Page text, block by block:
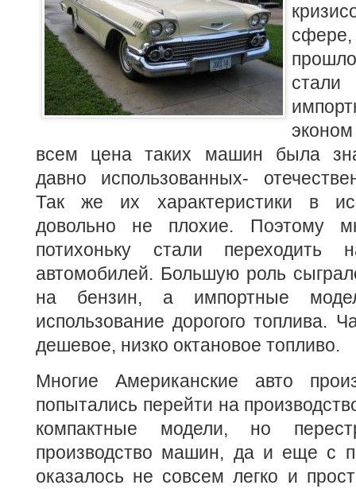
всем цена таких машин была
давно использованных-
Так же их характеристики в
довольно не плохие. Поэтому
потихоньку стали
автомобилей. Большую роль
на бензин, а импортные
использование дорогого топлива.
дешевое, низко октановое топливо.
Многие Американские авто
попытались перейти на
компактные модели, но
производство машин, да и еще с
оказалось не совсем легко и